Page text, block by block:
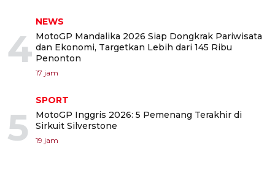
4
NEWS
MotoGP Mandalika 2026 Siap Dongkrak Pariwisata
dan Ekonomi, Targetkan Lebih dari 145 Ribu
Penonton
17 jam
5
SPORT
MotoGP Inggris 2026: 5 Pemenang Terakhir di
Sirkuit Silverstone
19 jam